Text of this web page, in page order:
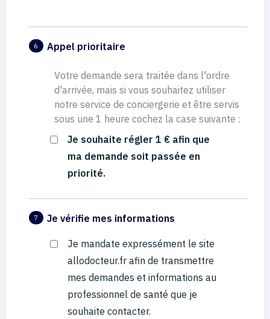
6 Appel prioritaire
Votre demande sera traitée dans l'ordre
d'arrivée, mais si vous souhaitez utiliser
notre service de conciergerie et être servis
sous une 1 heure cochez la case suivante :
Je souhaite régler 1 € afin que
ma demande soit passée en
priorité.
7 Je vérifie mes informations
Je mandate expressément le site
allodocteur.fr afin de transmettre
mes demandes et informations au
professionnel de santé que je
souhaite contacter.